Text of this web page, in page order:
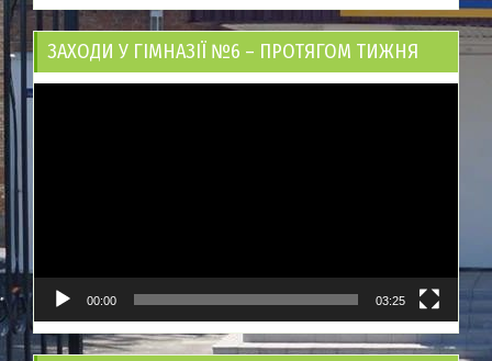
ЗАХОДИ У ГІМНАЗІЇ №6 – ПРОТЯГОМ ТИЖНЯ
00:00 03:25